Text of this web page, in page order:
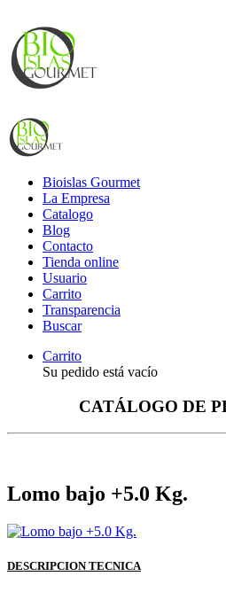
Bioislas Gourmet
La Empresa
Catalogo
Blog
Contacto
Tienda online
Usuario
Carrito
Transparencia
Buscar
Carrito
Su pedido está vacío
CATÁLOGO DE
Lomo bajo +5.0 Kg.
DESCRIPCION TECNICA